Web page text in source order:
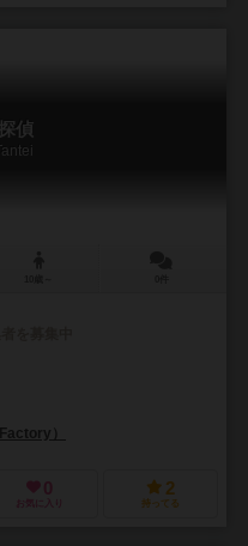
偵
）
0
お気に入り
2
持ってる